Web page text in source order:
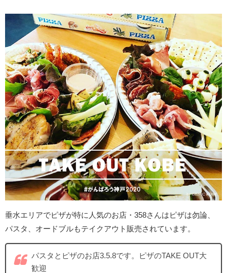
垂水エリアでピザが特に人気のお店・358さんはピザは勿論、
パスタ、オードブルもテイクアウト販売されています。
パスタとピザのお店3.5.8です。ピザのTAKE OUT大
歓迎